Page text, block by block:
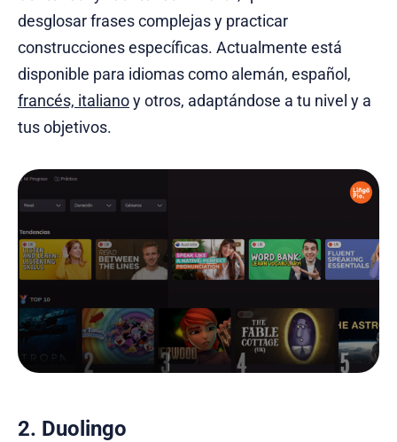
desglosar frases complejas y practicar
construcciones específicas. Actualmente está
disponible para idiomas como alemán, español,
francés, italianoy otros, adaptándose a tu nivel y a
tus objetivos.
2. Duolingo